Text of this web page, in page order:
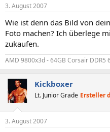
3. August 2007
Wie ist denn das Bild von
Foto machen? Ich überlege
zukaufen.
AMD 9800x3d - 64GB Corsair DDR5
Kickboxer
Lt. Junior Grade Ersteller
3. August 2007